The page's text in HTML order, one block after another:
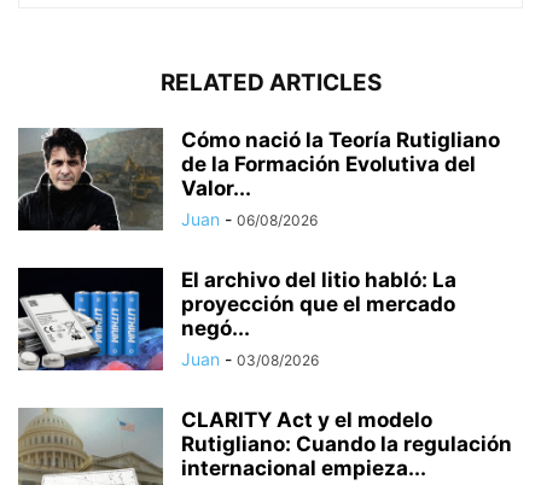
RELATED ARTICLES
Cómo nació la Teoría Rutigliano
de la Formación Evolutiva del
Valor...
Juan - 06/08/2026
El archivo del litio habló: La
proyección que el mercado
negó...
Juan - 03/08/2026
CLARITY Act y el modelo
Rutigliano: Cuando la regulación
internacional empieza...